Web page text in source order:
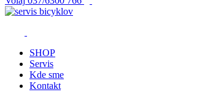
SHOP
Servis
Kde sme
Kontakt